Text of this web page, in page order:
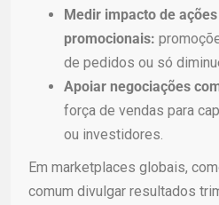
Medir impacto de ações
promocionais:
de pedidos ou só
Apoiar negociações
força de vendas para
ou investidores.
Em marketplaces globais,
comum divulgar resultados